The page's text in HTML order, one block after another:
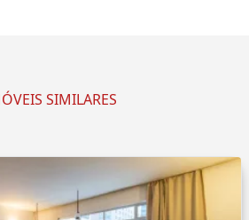
SIMILARES